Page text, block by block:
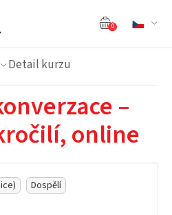
0
Detail kurzu
–
online
Dospělí